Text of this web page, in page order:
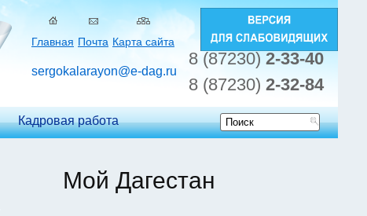
Главная Почта Карта сайта
sergokalarayon@e-dag.ru
8 (87230) 2-33-40
8 (87230) 2-32-84
Кадровая работа
Форма
Мой Дагестан